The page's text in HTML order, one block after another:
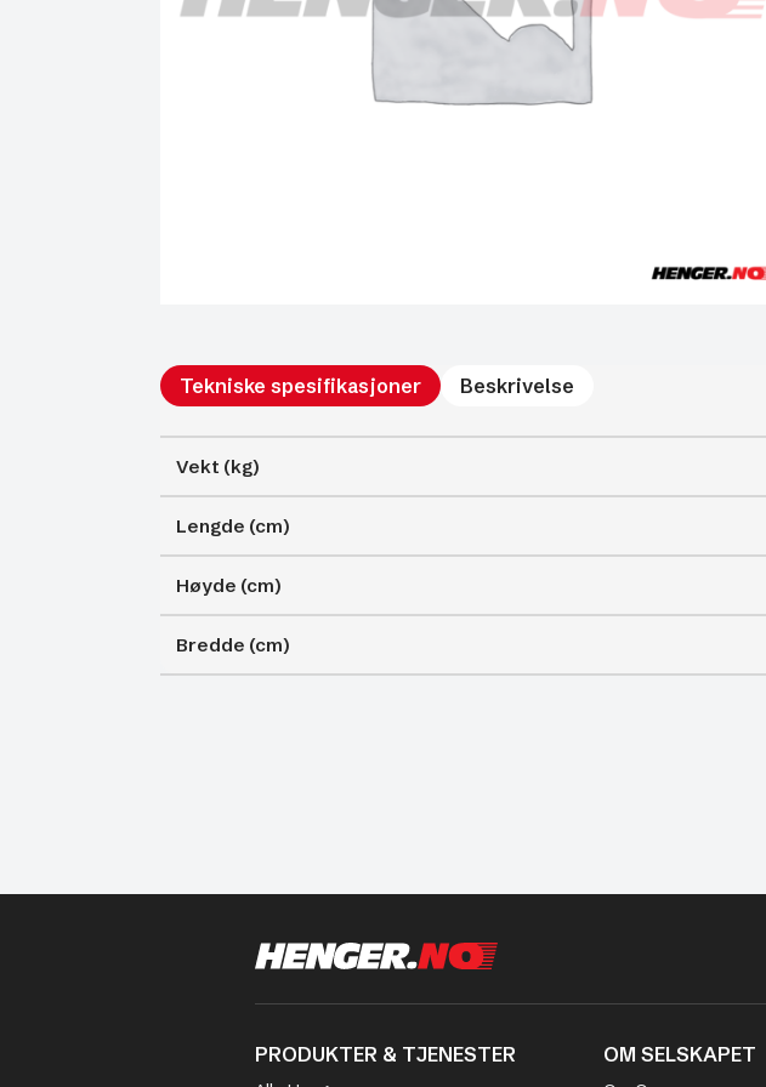
Tekniske spesifikasjoner Beskrivelse
Vekt (kg)
Lengde (cm)
Høyde (cm)
Bredde (cm)
PRODUKTER & TJENESTER OM SELSKAPET